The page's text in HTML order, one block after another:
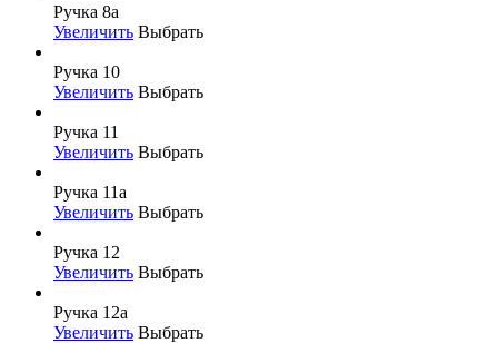
Ручка 8а
Увеличить Выбрать
Ручка 10
Увеличить Выбрать
Ручка 11
Увеличить Выбрать
Ручка 11а
Увеличить Выбрать
Ручка 12
Увеличить Выбрать
Ручка 12а
Увеличить Выбрать